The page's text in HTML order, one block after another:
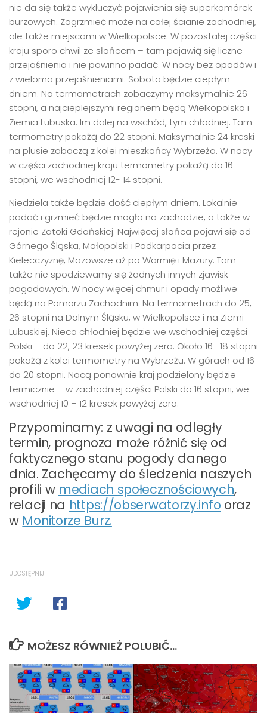
nie da się także wykluczyć pojawienia się superkomórek
burzowych. Zagrzmieć może na całej ścianie zachodniej,
ale także miejscami w Wielkopolsce. W pozostałej części
kraju sporo chwil ze słońcem – tam pojawią się liczne
przejaśnienia i nie powinno padać. W nocy bez opadów i
z wieloma przejaśnieniami. Sobota będzie ciepłym
dniem. Na termometrach zobaczymy maksymalnie 26
stopni, a najcieplejszymi regionem będą Wielkopolska i
Ziemia Lubuska. Im dalej na wschód, tym chłodniej. Tam
termometry pokażą do 22 stopni. Maksymalnie 24 kreski
na plusie zobaczą z kolei mieszkańcy Wybrzeża. W nocy
w części zachodniej kraju termometry pokażą do 16
stopni, we wschodniej 12- 14 stopni.
Niedziela także będzie dość ciepłym dniem. Lokalnie
padać i grzmieć będzie mogło na zachodzie, a także w
rejonie Zatoki Gdańskiej. Najwięcej słońca pojawi się od
Górnego Śląska, Małopolski i Podkarpacia przez
Kielecczyznę, Mazowsze aż po Warmię i Mazury. Tam
także nie spodziewamy się żadnych innych zjawisk
pogodowych. W nocy więcej chmur i opady możliwe
będą na Pomorzu Zachodnim. Na termometrach do 25,
26 stopni na Dolnym Śląsku, w Wielkopolsce i na Ziemi
Lubuskiej. Nieco chłodniej będzie we wschodniej części
Polski – do 22, 23 kresek powyżej zera. Około 16- 18 stopni
pokażą z kolei termometry na Wybrzeżu. W górach od 16
do 20 stopni. Nocą ponownie kraj podzielony będzie
termicznie – w zachodniej części Polski do 16 stopni, we
wschodniej 10 – 12 kresek powyżej zera.
Przypominamy: z uwagi na odległy
termin, prognoza może różnić się od
faktycznego stanu pogody danego
dnia. Zachęcamy do śledzenia naszych
profili w mediach społecznościowych,
relacji na https://obserwatorzy.info oraz
w Monitorze Burz.
UDOSTĘPNIJ
MOŻESZ RÓWNIEŻ POLUBIĆ…